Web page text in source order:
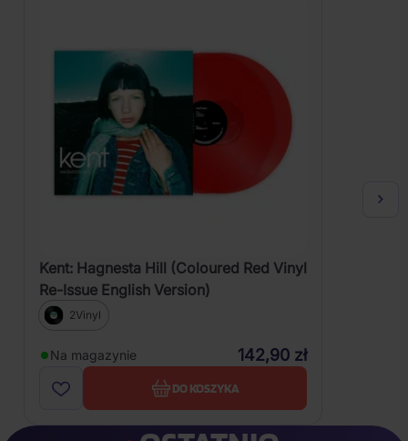
Kent: Hagnesta Hill (Coloured Red Vinyl
Re-Issue English Version)
2Vinyl
Na magazynie 142,90 zł
DO KOSZYKA